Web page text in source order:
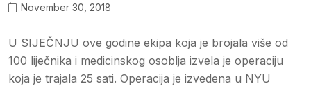
November 30, 2018
U SIJEČNJU ove godine ekipa koja je brojala više od
100 liječnika i medicinskog osoblja izvela je operaciju
koja je trajala 25 sati. Operacija je izvedena u NYU